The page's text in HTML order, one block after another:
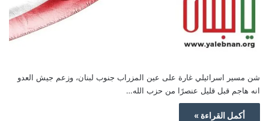
شن مسير اسرائيلي غارة على عين المزراب جنوب لبنان، وزعم جيش العدو
انه هاجم قبل قليل عنصرًا من حزب الله…
أكمل القراءة »